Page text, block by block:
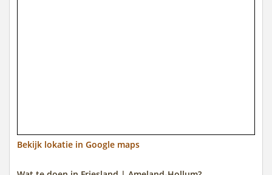
Bekijk lokatie in Google maps